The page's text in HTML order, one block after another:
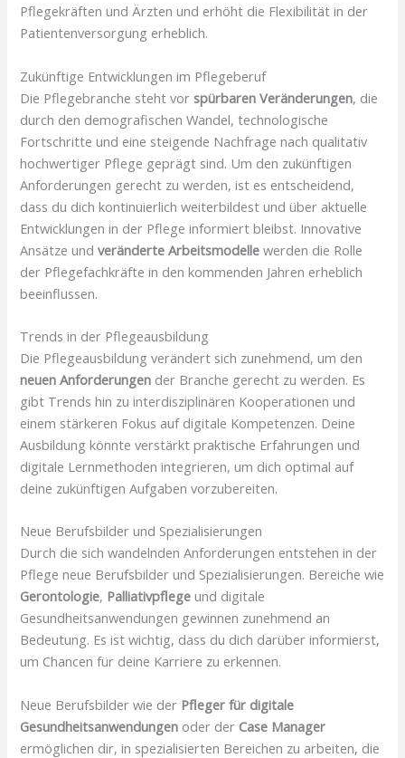
Pflegekräften und Ärzten und erhöht die Flexibilität in der
Patientenversorgung erheblich.
Zukünftige Entwicklungen im Pflegeberuf
Die Pflegebranche steht vorspürbaren Veränderungen, die
durch den demografischen Wandel, technologische
Fortschritte und eine steigende Nachfrage nach qualitativ
hochwertiger Pflege geprägt sind. Um den zukünftigen
Anforderungen gerecht zu werden, ist es entscheidend,
dass du dich kontinuierlich weiterbildest und über aktuelle
Entwicklungen in der Pflege informiert bleibst. Innovative
Ansätze undveränderte Arbeitsmodelle werden die Rolle
der Pflegefachkräfte in den kommenden Jahren erheblich
beeinflussen.
Trends in der Pflegeausbildung
Die Pflegeausbildung verändert sich zunehmend, um den
neuen Anforderungen der Branche gerecht zu werden. Es
gibt Trends hin zu interdisziplinären Kooperationen und
einem stärkeren Fokus auf digitale Kompetenzen. Deine
Ausbildung könnte verstärkt praktische Erfahrungen und
digitale Lernmethoden integrieren, um dich optimal auf
deine zukünftigen Aufgaben vorzubereiten.
Neue Berufsbilder und Spezialisierungen
Durch die sich wandelnden Anforderungen entstehen in der
Pflege neue Berufsbilder und Spezialisierungen. Bereiche wie
Gerontologie, Palliativpflege und digitale
Gesundheitsanwendungen gewinnen zunehmend an
Bedeutung. Es ist wichtig, dass du dich darüber informierst,
um Chancen für deine Karriere zu erkennen.
Neue Berufsbilder wie der Pfleger für digitale
Gesundheitsanwendungen oder der Case Manager
ermöglichen dir, in spezialisierten Bereichen zu arbeiten, die